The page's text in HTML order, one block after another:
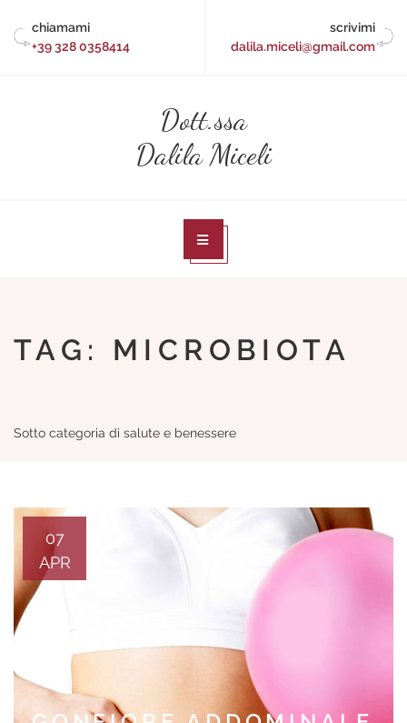
content
chiamami
+39 328 0358414
scrivimi
dalila.miceli@gmail.com
Dott.ssa
Dalila Miceli
TAG: MICROBIOTA
Sotto categoria di salute e benessere
07
APR